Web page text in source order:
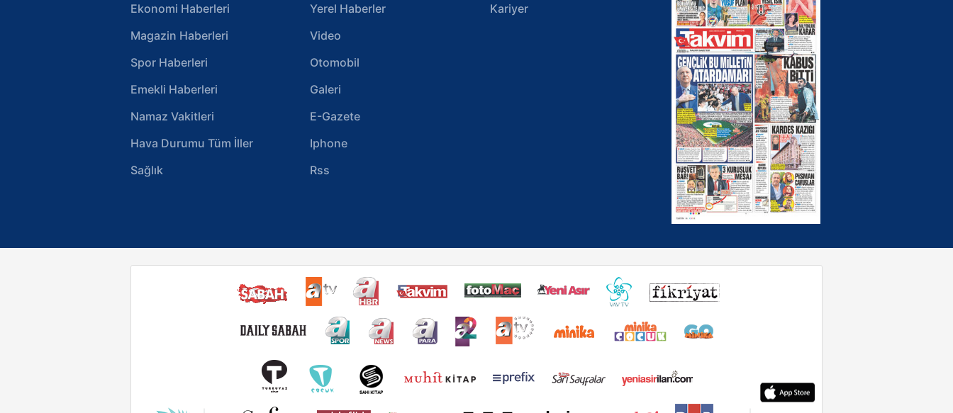
Ekonomi Haberleri
Magazin Haberleri
Spor Haberleri
Emekli Haberleri
Namaz Vakitleri
Hava Durumu Tüm İller
Sağlık
Yerel Haberler
Video
Otomobil
Galeri
E-Gazete
Iphone
Rss
Kariyer